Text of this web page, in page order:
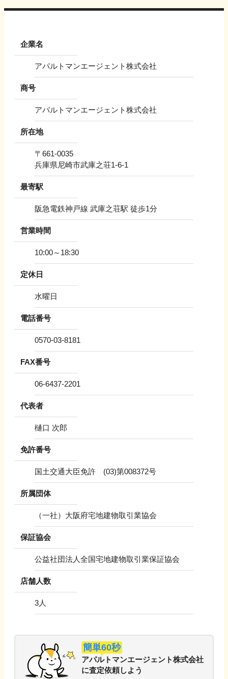
企業名
アパルトマンエージェント株式会社
商号
アパルトマンエージェント株式会社
所在地
〒 661-0035
兵庫県尼崎市武庫之荘1-6-1
最寄駅
阪急電鉄神戸線 武庫之荘駅 徒歩1分
営業時間
10:00～18:30
定休日
水曜日
電話番号
0570-03-8181
FAX番号
06-6437-2201
代表者
樋口 次郎
免許番号
国土交通大臣免許 (03)第008372号
所属団体
（一社）大阪府宅地建物取引業協会
保証協会
公益社団法人全国宅地建物取引業保証協会
店舗人数
3人
簡単60秒
アパルトマンエージェント株式会社
に査定依頼しよう